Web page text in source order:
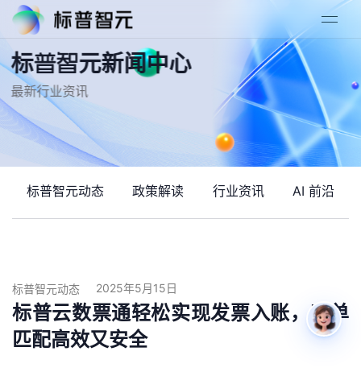
标普智元新闻中心
最新行业资讯
标普智元动态 政策解读 行业资讯 AI 前沿
标普智元动态 2025年5月15日
标普云数票通轻松实现发票入账，三单
匹配高效又安全